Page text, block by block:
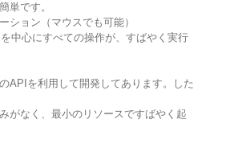
です。
ション（マウスでも可能）
心にすべての操作が、すばやく実行
を利用して開発してあります。した
なく、最小のリソースですばやく起